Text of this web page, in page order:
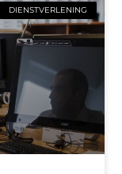
DIENSTVERLENING